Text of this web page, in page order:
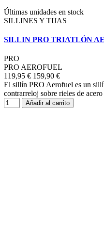
Últimas unidades en stock
SILLINES Y TIJAS
SILLIN PRO TRIATLÓN
PRO
PRO AEROFUEL
119,95 € 159,90 €
El sillín PRO Aerofuel es un
contrarreloj sobre rieles de
Añadir al carrito